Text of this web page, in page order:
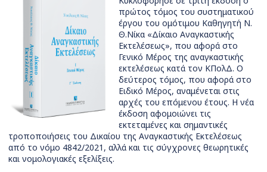
πρώτος τόμος του συστηματικού
έργου του ομότιμου Καθηγητή Ν.
Θ.Νίκα «Δίκαιο Αναγκαστικής
Εκτελέσεως», που αφορά στο
Γενικό Μέρος της αναγκαστικής
εκτελέσεως κατά τον ΚΠολΔ. Ο
δεύτερος τόμος, που αφορά στο
Ειδικό Μέρος, αναμένεται στις
αρχές του επόμενου έτους. Η νέα
έκδοση αφομοιώνει τις
εκτεταμένες και σημαντικές
τροποποιήσεις του Δικαίου της Αναγκαστικής Εκτελέσεως
από το νόμο 4842/2021, αλλά και τις σύγχρονες θεωρητικές
και νομολογιακές εξελίξεις.